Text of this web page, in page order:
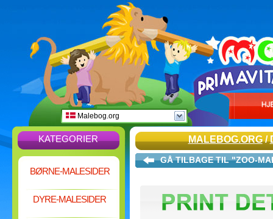
Malebog.org
KATEGORIER
BØRNE-MALESIDER
DYRE-MALESIDER
MALEBOG.ORG/
GÅ TILBAGE TIL "ZOO-